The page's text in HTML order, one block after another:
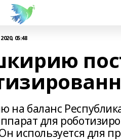
05:48
на баланс
для
используется для